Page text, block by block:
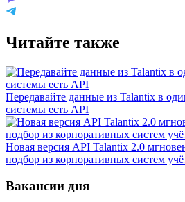
Читайте также
Передавайте данные из Talantix в
системы есть API
Новая версия API Talantix 2.0
подбор из корпоративных систем
Вакансии дня